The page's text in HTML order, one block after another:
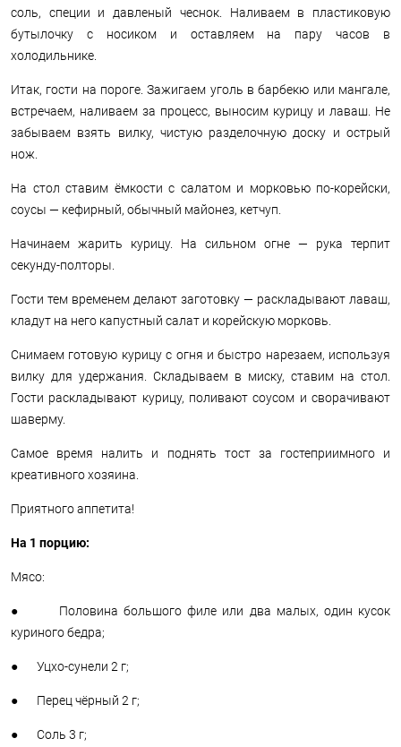
соль, специи и давленый чеснок. Наливаем в пластиковую
бутылочку с носиком и оставляем на пару часов в
холодильнике.
Итак, гости на пороге. Зажигаем уголь в барбекю или мангале,
встречаем, наливаем за процесс, выносим курицу и лаваш. Не
забываем взять вилку, чистую разделочную доску и острый
нож.
На стол ставим ёмкости с салатом и морковью по-корейски,
соусы — кефирный, обычный майонез, кетчуп.
Начинаем жарить курицу. На сильном огне — рука терпит
секунду-полторы.
Гости тем временем делают заготовку — раскладывают лаваш,
кладут на него капустный салат и корейскую морковь.
Снимаем готовую курицу с огня и быстро нарезаем, используя
вилку для удержания. Складываем в миску, ставим на стол.
Гости раскладывают курицу, поливают соусом и сворачивают
шаверму.
Самое время налить и поднять тост за гостеприимного и
креативного хозяина.
Приятного аппетита!
На 1 порцию:
Мясо:
● Половина большого филе или два малых, один кусок
куриного бедра;
● Уцхо-сунели 2 г;
● Перец чёрный 2 г;
● Соль 3 г;